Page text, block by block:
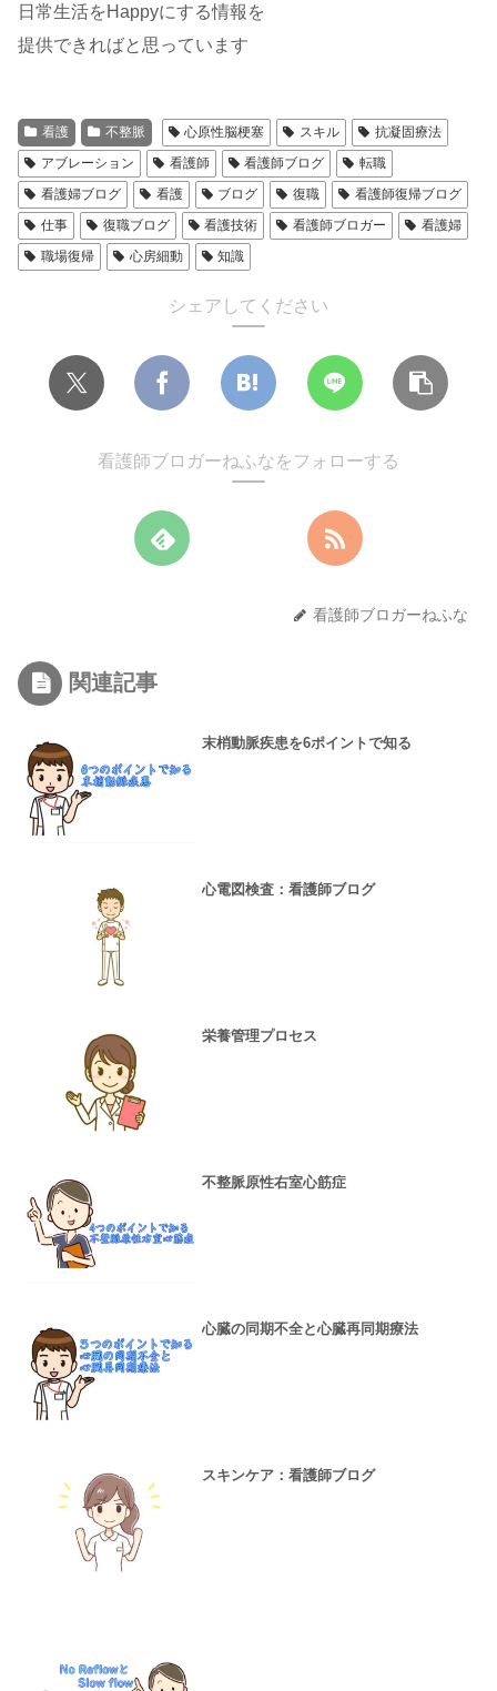
日常生活をHappyにする情報を
提供できればと思っています
看護 不整脈 心原性脳梗塞 スキル
抗凝固療法
アブレーション
看護師 看護師ブログ
転職
看護婦ブログ
看護 ブログ 復職
看護師復帰ブログ
仕事
復職ブログ 看護技術 看護師ブロガー
看護婦
職場復帰
心房細動 知識
シェアしてください
看護師ブロガーねふなをフォローする
看護師ブロガーねふな
関連記事
末梢動脈疾患を6ポイントで知る
心電図検査：看護師ブログ
栄養管理プロセス
不整脈原性右室心筋症
心臓の同期不全と心臓再同期療法
スキンケア：看護師ブログ